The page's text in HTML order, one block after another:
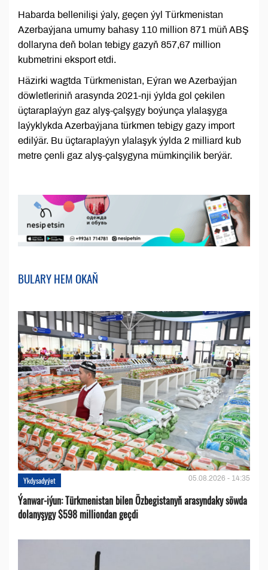
Habarda bellenilişi ýaly, geçen ýyl Türkmenistan
Azerbaýjana umumy bahasy 110 million 871 müň ABŞ
dollaryna deň bolan tebigy gazyň 857,67 million
kubmetrini eksport etdi.
Häzirki wagtda Türkmenistan, Eýran we Azerbaýjan
döwletleriniň arasynda 2021-nji ýylda gol çekilen
üçtaraplaýyn gaz alyş-çalşygy boýunça ylalaşyga
laýyklykda Azerbaýjana türkmen tebigy gazy import
edilýär. Bu üçtaraplaýyn ylalaşyk ýylda 2 milliard kub
metre çenli gaz alyş-çalşygyna mümkinçilik berýär.
BULARY HEM OKAŇ
Ykdysadyýet 05.08.2026 - 14:35
Ýanwar-iýun: Türkmenistan bilen Özbegistanyň arasyndaky söwda
dolanyşygy $598 milliondan geçdi